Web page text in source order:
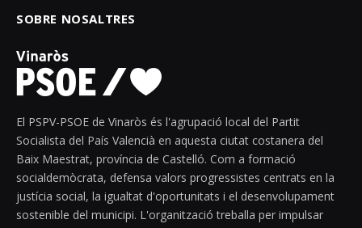
SOBRE NOSALTRES
El PSPV-PSOE de Vinaròs és l'agrupació local del Partit
Socialista del País Valencià en aquesta ciutat costanera del
Baix Maestrat, província de Castelló. Com a formació
socialdemòcrata, defensa valors progressistes centrats en la
justícia social, la igualtat d'oportunitats i el desenvolupament
sostenible del municipi. L'organització treballa per impulsar